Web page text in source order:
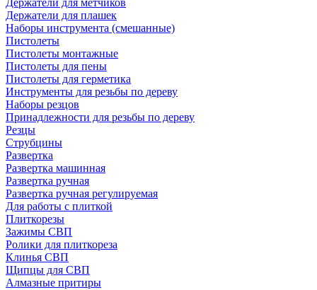
Держатели для метчиков
Держатели для плашек
Наборы инструмента (смешанные)
Пистолеты
Пистолеты монтажные
Пистолеты для пены
Пистолеты для герметика
Инструменты для резьбы по дереву
Наборы резцов
Принадлежности для резьбы по дереву
Резцы
Струбцины
Развертка
Развертка машинная
Развертка ручная
Развертка ручная регулируемая
Для работы с плиткой
Плиткорезы
Зажимы СВП
Ролики для плиткореза
Клинья СВП
Щипцы для СВП
Алмазные притиры